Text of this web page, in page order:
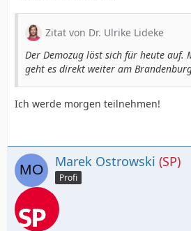
Zitat von Dr. Ulrike Lideke
Der Demozug löst sich für heute auf.
geht es direkt weiter am
Ich werde morgen teilnehmen!
Marek Ostrowski (SP)
Profi